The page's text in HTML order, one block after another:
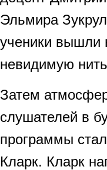
Эльмира
ученики вышли
невидимую
Затем
слушателей в
программы
Кларк. Кларк